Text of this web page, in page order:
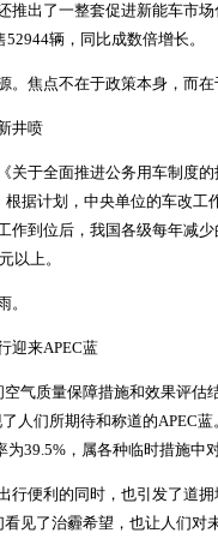
推出了一整套促进新能车市
辆，同比成数倍增长。
焦点不在于政策本身，而在
井喷
于全面推进公务用车制度的
据计划，中央单位的车改工
作到位后，我国各级每年减
以上。
来APEC蓝
质量保障措施和效果评估
人们所期待和称道的APEC
39.5%，属各种临时措施中对
便利的同时，也引发了道拥
见了治霾希望，也让人们对